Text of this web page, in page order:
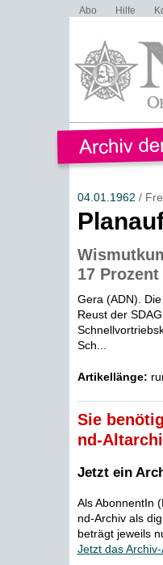
Abo Hilfe
04.01.1962 /
17 Prozent
Gera (ADN).
Reust der
Sch...
Artikellänge:
Sie
nd-
Jetzt ein
Als AbonnentIn
nd-Archiv als
beträgt jeweils
Jetzt das